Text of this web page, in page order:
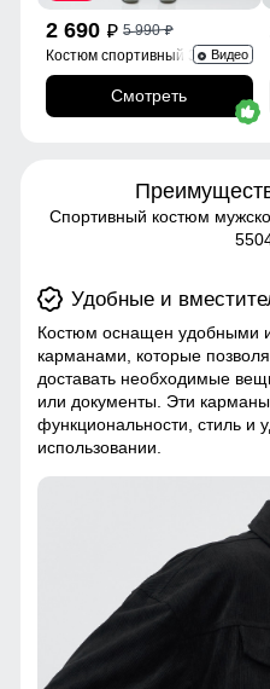
2 690 p 5 990p
Костюм спортивный 330ChВидео
Смотреть
Спортивный костюм
Удобные и
Костюм оснащен удобными
карманами, которые
доставать необходимые
или документы. Эти
функциональности, стиль и
использовании.